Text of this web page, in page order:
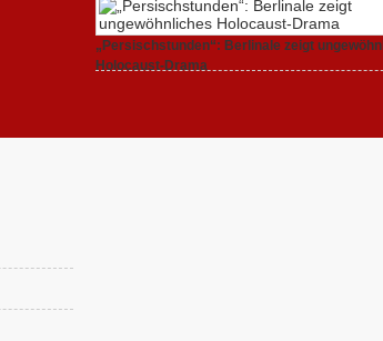
25. Februar 2020,2 Comments
„Persischstunden“: Berlinale zeigt
Holocaust-Drama